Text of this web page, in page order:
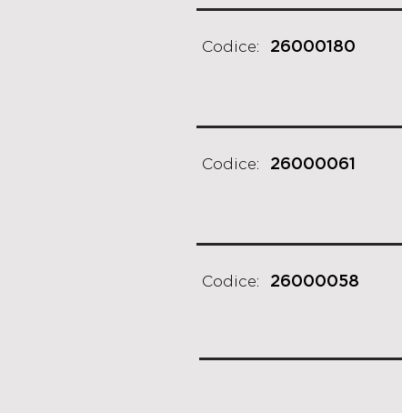
Codice: 26000180
Codice: 26000061
Codice: 26000058